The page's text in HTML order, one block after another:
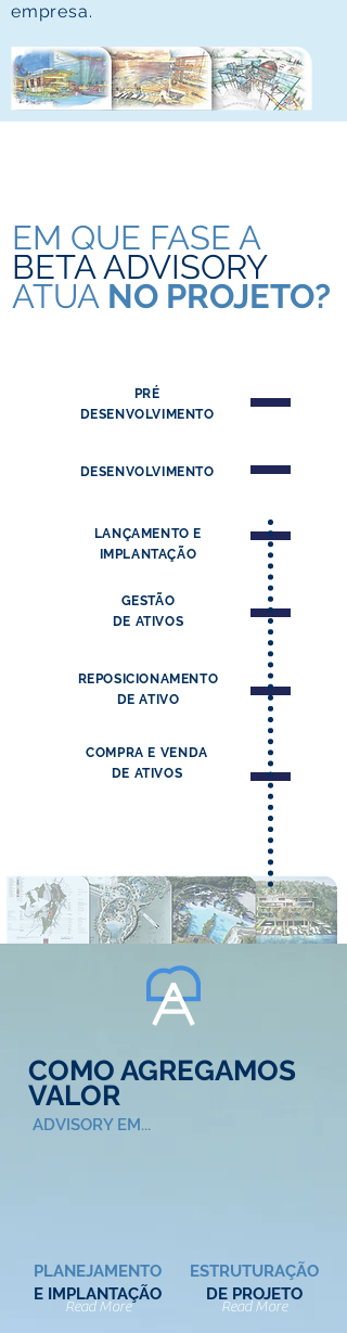
empresa.
EM QUE FASE A
BETA ADVISORY
ATUA NO PROJETO?
PRÉ
DESENVOLVIMENTO
DESENVOLVIMENTO
LANÇAMENTO E
IMPLANTAÇÃO
GESTÃO
DE ATIVOS
REPOSICIONAMENTO
DE ATIVO
COMPRA E VENDA
DE ATIVOS
COMO AGREGAMOS
VALOR
ADVISORY EM...
PLANEJAMENTO
E IMPLANTAÇÃO
Read More
ESTRUTURAÇÃO
DE PROJETO
Read More